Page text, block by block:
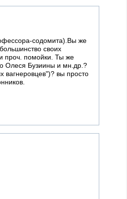
содомита).Вы же
своих
проч. помойки. Ты же
Олеся Бузиины и мн.др.?
вагнеровцев")? вы просто